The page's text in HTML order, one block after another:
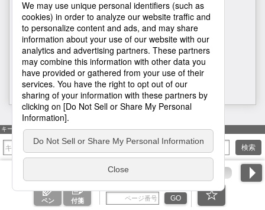
表紙
キーワード検索
検索
ペン 付箋 GO